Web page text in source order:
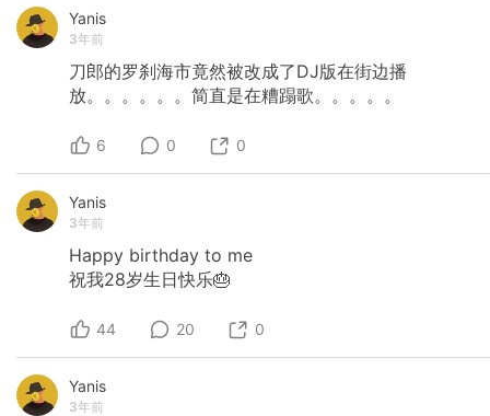
Yanis
3年前
刀郎的罗刹海市竟然被改成了DJ版在街边播
放。。。。。。简直是在糟蹋歌。。。。。
6 0 0
Yanis
3年前
Happy birthday to me
祝我28岁生日快乐🎂
44 20 0
Yanis
3年前